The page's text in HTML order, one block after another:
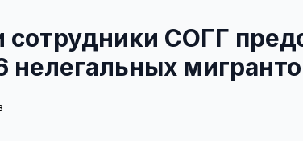
СОГГ
нелегальных